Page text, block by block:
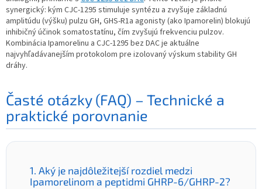
synergický: kým CJC-1295 stimuluje syntézu a zvyšuje základnú
amplitúdu (výšku) pulzu GH, GHS-R1a agonisty (ako Ipamorelin) blokujú
inhibičný účinok somatostatínu, čím zvyšujú frekvenciu pulzov.
Kombinácia Ipamorelinu a CJC-1295 bez DAC je aktuálne
najvyhľadávanejším protokolom pre izolovaný výskum stability GH
dráhy.
Časté otázky (FAQ) – Technické a
praktické porovnanie
1. Aký je najdôležitejší rozdiel medzi
Ipamorelinom a peptidmi GHRP-6/GHRP-2?